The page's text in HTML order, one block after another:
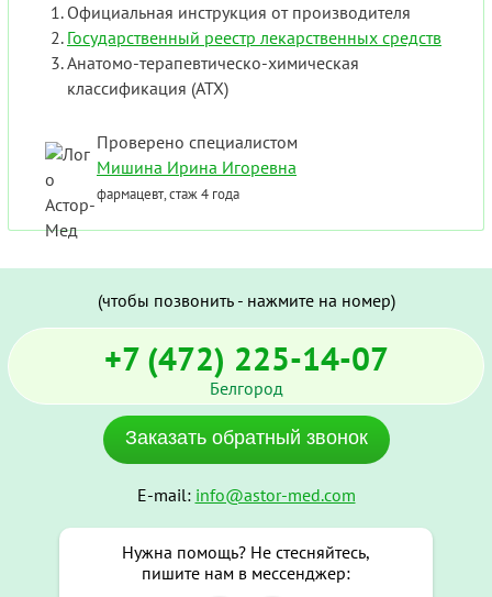
Официальная инструкция от производителя
Государственный реестр лекарственных средств
Анатомо-терапевтическо-химическая
классификация (ATX)
Проверено специалистом
Мишина Ирина Игоревна
фармацевт, стаж 4 года
(чтобы позвонить - нажмите на номер)
+7 (472) 225-14-07
Белгород
Заказать обратный звонок
E-mail: info@astor-med.com
Нужна помощь? Не стесняйтесь,
пишите нам в мессенджер: